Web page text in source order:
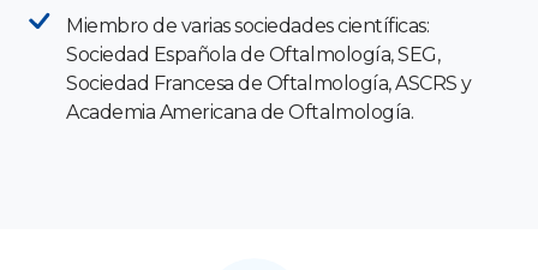
Miembro de varias sociedades científicas:
Sociedad Española de Oftalmología, SEG,
Sociedad Francesa de Oftalmología, ASCRS y
Academia Americana de Oftalmología.